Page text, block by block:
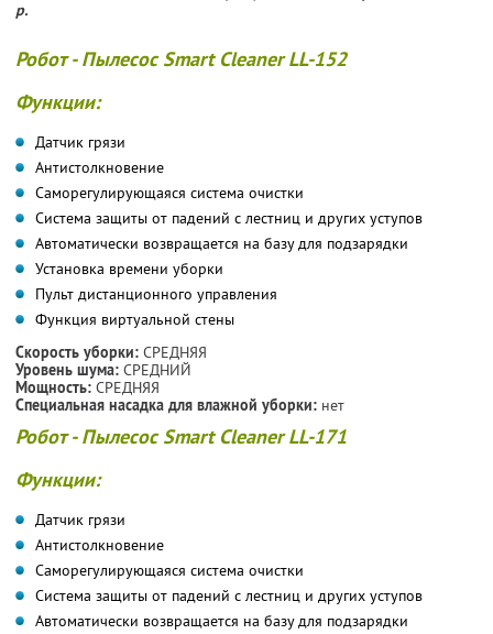
р.
Робот - Пылесос Smart Cleaner LL-152
Функции:
Датчик грязи
Антистолкновение
Саморегулирующаяся система очистки
Система защиты от падений с лестниц и других уступов
Автоматически возвращается на базу для подзарядки
Установка времени уборки
Пульт дистанционного управления
Функция виртуальной стены
Скорость уборки: СРЕДНЯЯ
Уровень шума: СРЕДНИЙ
Мощность: СРЕДНЯЯ
Специальная насадка для влажной уборки: нет
Робот - Пылесос Smart Cleaner LL-171
Функции:
Датчик грязи
Антистолкновение
Саморегулирующаяся система очистки
Система защиты от падений с лестниц и других уступов
Автоматически возвращается на базу для подзарядки